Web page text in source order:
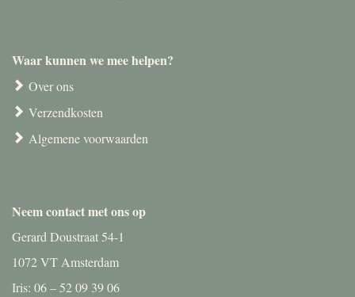
Waar kunnen we mee helpen?
Over ons
Verzendkosten
Algemene voorwaarden
Neem contact met ons op
Gerard Doustraat 54-1
1072 VT Amsterdam
Iris: 06 – 52 09 39 06